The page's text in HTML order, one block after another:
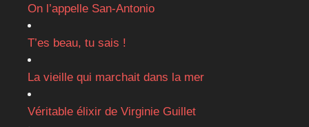
On l’appelle San-Antonio
T’es beau, tu sais !
La vieille qui marchait dans la mer
Véritable élixir de Virginie Guillet